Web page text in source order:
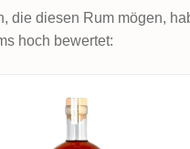
die diesen Rum mögen,
hoch bewertet:
S.B.S Jamaica